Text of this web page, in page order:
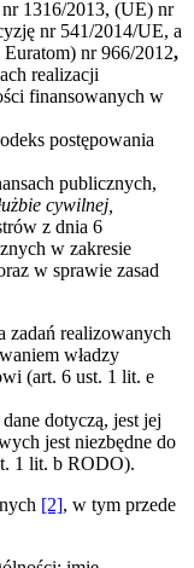
1316/2013, (UE) nr
nr 541/2014/UE, a
nr 966/2012,
realizacji
finansowanych w
postępowania
publicznych,
cywilnej,
z dnia 6
w zakresie
w sprawie zasad
zadań realizowanych
władzy
(art. 6 ust. 1 lit. e
dotyczą, jest jej
jest niezbędne do
1 lit. b RODO).
[2], w tym przede